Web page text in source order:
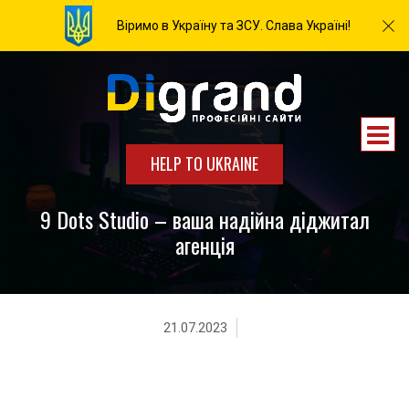
Віримо в Україну та ЗСУ. Слава Україні!
HELP TO UKRAINE
9 Dots Studio – ваша надійна діджитал
агенція
21.07.2023